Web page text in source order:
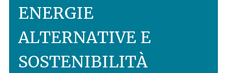
ENERGIE
ALTERNATIVE E
SOSTENIBILITÀ